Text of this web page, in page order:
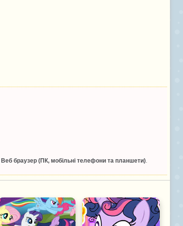
Веб браузер (ПК, мобільні телефони та планшети).